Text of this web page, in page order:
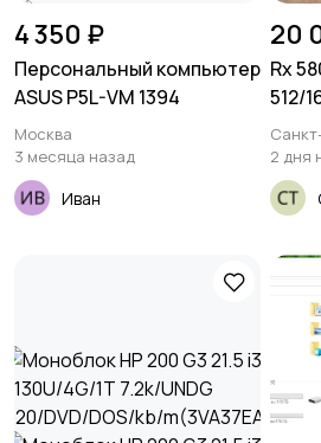
4 350 ₽
Персональный компьютер
ASUS P5L-VM 1394
Москва
3 месяца назад
Иван
20
Rx
512/
2 дня